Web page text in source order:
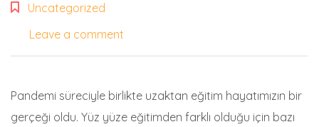
Uncategorized
Leave a comment
Pandemi süreciyle birlikte uzaktan eğitim hayatımızın bir
gerçeği oldu. Yüz yüze eğitimden farklı olduğu için bazı